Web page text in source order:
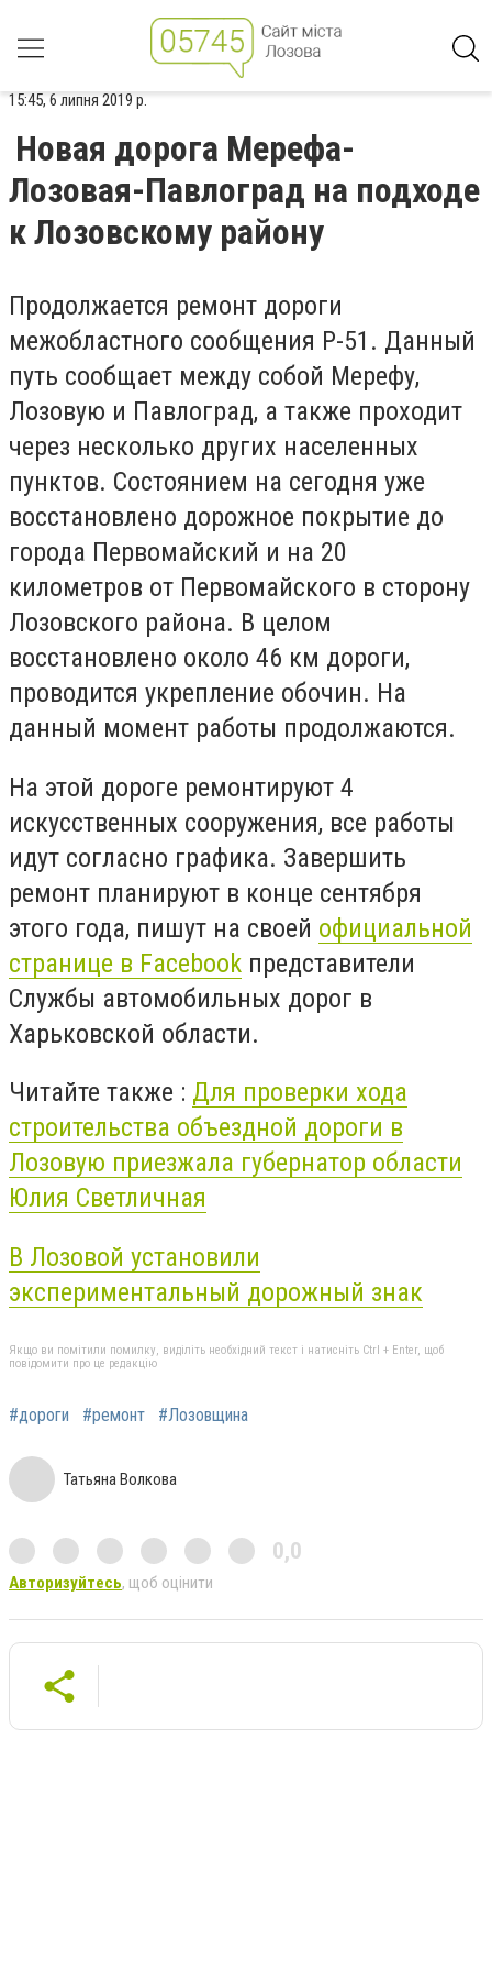
15:45, 6 липня 2019 р.
Новая дорога Мерефа-
Лозовая-Павлоград на подходе
к Лозовскому району
Продолжается ремонт дороги
межобластного сообщения Р-51. Данный
путь сообщает между собой Мерефу,
Лозовую и Павлоград, а также проходит
через несколько других населенных
пунктов. Состоянием на сегодня уже
восстановлено дорожное покрытие до
города Первомайский и на 20
километров от Первомайского в сторону
Лозовского района. В целом
восстановлено около 46 км дороги,
проводится укрепление обочин. На
данный момент работы продолжаются.
На этой дороге ремонтируют 4
искусственных сооружения, все работы
идут согласно графика. Завершить
ремонт планируют в конце сентября
этого года, пишут на своей официальной
странице в Facebook представители
Службы автомобильных дорог в
Харьковской области.
Читайте также : Для проверки хода
строительства объездной дороги в
Лозовую приезжала губернатор области
Юлия Светличная
В Лозовой установили
экспериментальный дорожный знак
Якщо ви помітили помилку, виділіть необхідний текст і натисніть Ctrl + Enter, щоб
повідомити про це редакцію
#дороги #ремонт #Лозовщина
Татьяна Волкова
0,0
Авторизуйтесь, щоб оцінити